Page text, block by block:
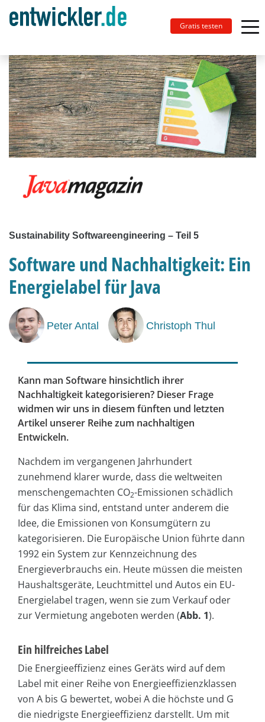
Gratis testen
Sustainability Softwareengineering – Teil 5
Software und Nachhaltigkeit: Ein
Energielabel für Java
Peter Antal Christoph Thul
Kann man Software hinsichtlich ihrer
Nachhaltigkeit kategorisieren? Dieser Frage
widmen wir uns in diesem fünften und letzten
Artikel unserer Reihe zum nachhaltigen
Entwickeln.
Nachdem im vergangenen Jahrhundert
zunehmend klarer wurde, dass die weltweiten
menschengemachten CO2-Emissionen schädlich
für das Klima sind, entstand unter anderem die
Idee, die Emissionen von Konsumgütern zu
kategorisieren. Die Europäische Union führte dann
1992 ein System zur Kennzeichnung des
Energieverbrauchs ein. Heute müssen die meisten
Haushaltsgeräte, Leuchtmittel und Autos ein EU-
Energielabel tragen, wenn sie zum Verkauf oder
zur Vermietung angeboten werden (Abb. 1).
Ein hilfreiches Label
Die Energieeffizienz eines Geräts wird auf dem
Label mit einer Reihe von Energieeffizienzklassen
von A bis G bewertet, wobei A die höchste und G
die niedrigste Energieeffizienz darstellt. Um mit